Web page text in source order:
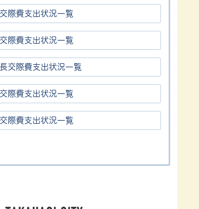
際費支出状況一覧
際費支出状況一覧
交際費支出状況一覧
際費支出状況一覧
際費支出状況一覧